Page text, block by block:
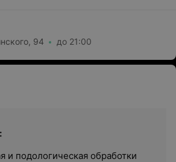
94 до 21:00
и подологическая обработки